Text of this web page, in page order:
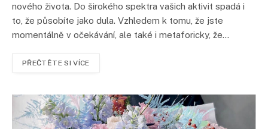
nového života. Do širokého spektra vašich aktivit spadá i
to, že působíte jako dula. Vzhledem k tomu, že jste
momentálně v očekávání, ale také i metaforicky, že…
PŘEČTĚTE SI VÍCE